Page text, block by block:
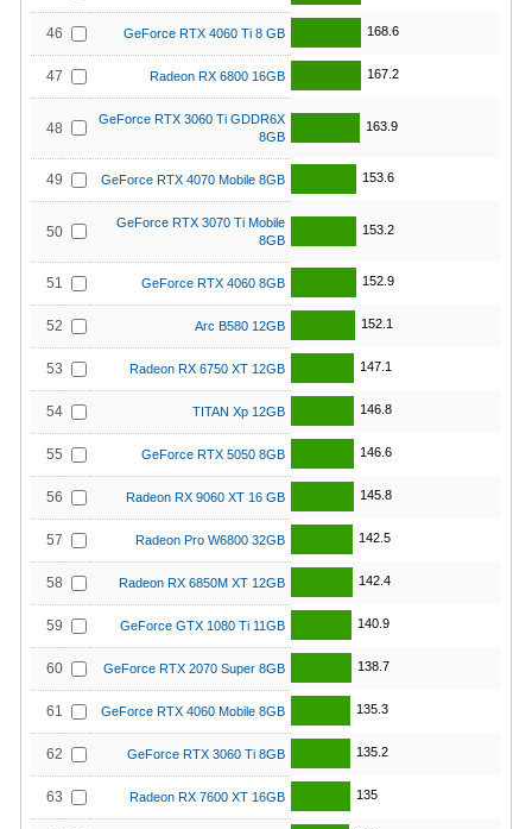
46 GeForce RTX 4060 Ti 8 GB 168.6
47 Radeon RX 6800 16GB 167.2
48
GeForce RTX 3060 Ti GDDR6X
8GB
163.9
49 GeForce RTX 4070 Mobile 8GB 153.6
50
GeForce RTX 3070 Ti Mobile
8GB
153.2
51 GeForce RTX 4060 8GB 152.9
52 Arc B580 12GB 152.1
53 Radeon RX 6750 XT 12GB 147.1
54 TITAN Xp 12GB 146.8
55 GeForce RTX 5050 8GB 146.6
56 Radeon RX 9060 XT 16 GB 145.8
57 Radeon Pro W6800 32GB 142.5
58 Radeon RX 6850M XT 12GB 142.4
59 GeForce GTX 1080 Ti 11GB 140.9
60 GeForce RTX 2070 Super 8GB 138.7
61 GeForce RTX 4060 Mobile 8GB 135.3
62 GeForce RTX 3060 Ti 8GB 135.2
63 Radeon RX 7600 XT 16GB 135